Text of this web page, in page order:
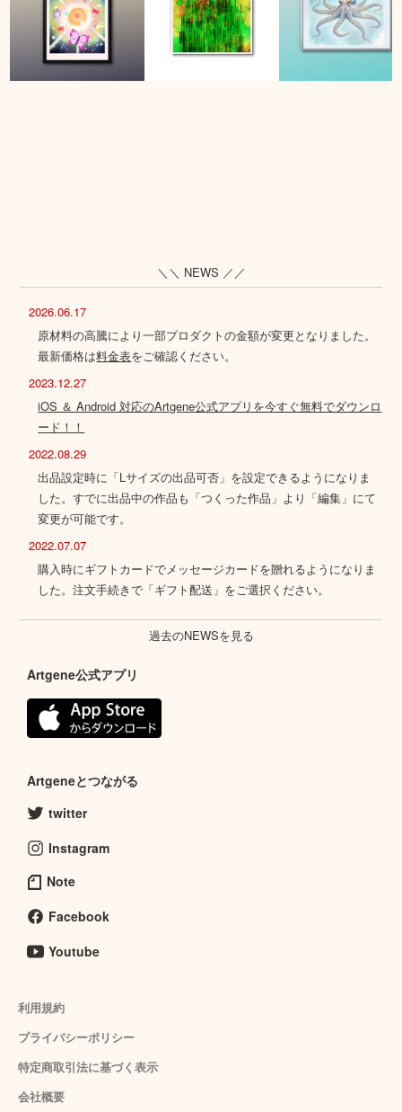
＼＼ NEWS ／／
2026.06.17
原材料の高騰により一部プロダクトの金額が変更となりました。
最新価格は料金表をご確認ください。
2023.12.27
iOS ＆ Android 対応のArtgene公式アプリを今すぐ無料でダウンロ
ード！！
2022.08.29
出品設定時に「Lサイズの出品可否」を設定できるようになりま
した。すでに出品中の作品も「つくった作品」より「編集」にて
変更が可能です。
2022.07.07
購入時にギフトカードでメッセージカードを贈れるようになりま
した。注文手続きで「ギフト配送」をご選択ください。
過去のNEWSを見る
Artgene公式アプリ
Artgeneとつながる
twitter
Instagram
Note
Facebook
Youtube
利用規約
プライバシーポリシー
特定商取引法に基づく表示
会社概要